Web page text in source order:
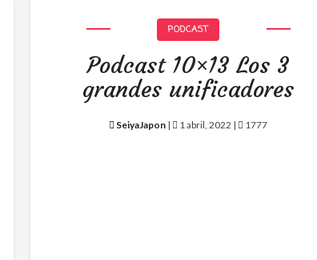
PODCAST
Podcast 10×13 Los 3
grandes unificadores
SeiyaJapon | 1 abril, 2022 | 1777